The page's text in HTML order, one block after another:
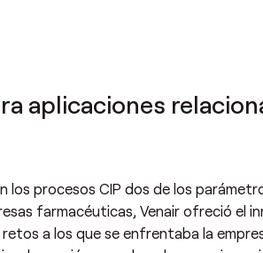
aplicaciones
los procesos CIP dos de los
farmacéuticas, Venair ofreció el
a los que se enfrentaba la